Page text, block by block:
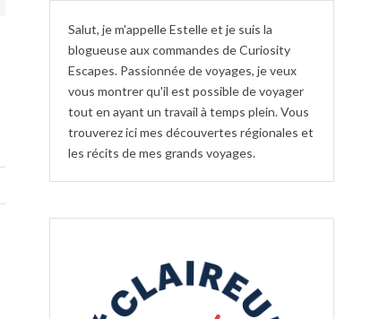
Salut, je m'appelle Estelle et je suis la
blogueuse aux commandes de Curiosity
Escapes. Passionnée de voyages, je veux
vous montrer qu'il est possible de voyager
tout en ayant un travail à temps plein. Vous
trouverez ici mes découvertes régionales et
les récits de mes grands voyages.